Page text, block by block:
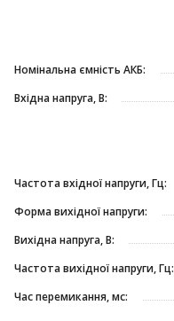
Номінальна ємність АКБ:
Вхідна напруга, В:
Частота вхідної напруги, Гц:
Форма вихідної напруги:
Вихідна напруга, В:
Частота вихідної напруги, Гц:
Час перемикання, мс: